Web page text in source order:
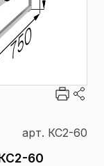
арт. КС2-60
60